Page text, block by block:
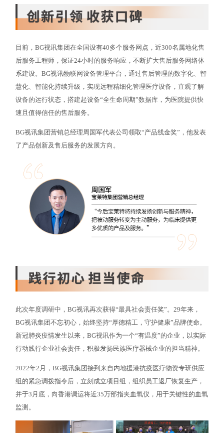
目前，BG视讯集团在全国设有40多个服务网点，近300名属地化售
后服务工程师，保证24小时的服务响应，不断扩大售后服务网络体
系建设。BG视讯物联网设备管理平台，通过售后管理的数字化、智
慧化、智能化持续升级，实现远程精细化管理医疗设备，直观了解
设备的运行状态，搭建起设备“全生命周期”数据库，为医院提供快
速且值得信任的售后服务。
BG视讯集团营销总经理周国军代表公司领取“产品线金奖”，他发表
了产品创新及售后服务的发展方向。
此次年度调研中，BG视讯再次获得“最具社会责任奖”。29年来，
BG视讯集团不忘初心，始终坚持“厚德精工，守护健康”品牌使命。
新冠肺炎疫情发生以来，BG视讯作为一个“有温度”的企业，以实际
行动践行企业社会责任，积极发扬民族医疗器械企业的担当精神。
2022年2月，BG视讯集团接到来自内地援港抗疫医疗物资专班供应
组的紧急调拨指令后，立刻成立项目组，组织员工返厂恢复生产，
并于3月底，向香港调运将近35万部指夹血氧仪，用于关键性的血氧
监测。